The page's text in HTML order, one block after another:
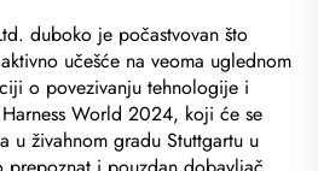
duboko je počastvovan što
učešće na veoma uglednom
o povezivanju tehnologije i
World 2024, koji će se
živahnom gradu Stuttgartu u